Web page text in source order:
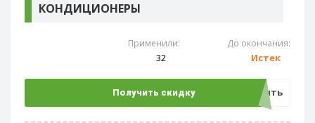
КОНДИЦИОНЕРЫ
Применили:
32
До окончания:
Истек
Получить скидку Открыть